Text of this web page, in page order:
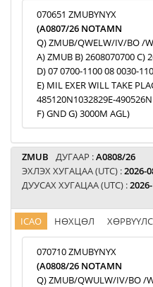
070651 ZMUBYNYX
(A0807/26 NOTAMN
Q) ZMUB/QWELW/IV/BO /
A) ZMUB B) 2608070700 C)
D) 07 0700-1100 08 0030-
E) MIL EXER WILL TAKE
485120N1032829E-
F) GND G) 3000M AGL)
ZMUB ДУГААР :A0808/26
ЭХЛЭХ ХУГАЦАА (UTC) :2026-
ДУУСАХ ХУГАЦАА (UTC) :
ICAO НӨХЦӨЛ
070710 ZMUBYNYX
(A0808/26 NOTAMN
Q) ZMUB/QWULW/IV/BO /